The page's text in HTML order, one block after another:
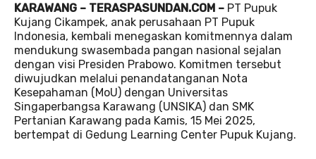
KARAWANG – TERASPASUNDAN.COM – PT Pupuk
Kujang Cikampek, anak perusahaan PT Pupuk
Indonesia, kembali menegaskan komitmennya dalam
mendukung swasembada pangan nasional sejalan
dengan visi Presiden Prabowo. Komitmen tersebut
diwujudkan melalui penandatanganan Nota
Kesepahaman (MoU) dengan Universitas
Singaperbangsa Karawang (UNSIKA) dan SMK
Pertanian Karawang pada Kamis, 15 Mei 2025,
bertempat di Gedung Learning Center Pupuk Kujang.